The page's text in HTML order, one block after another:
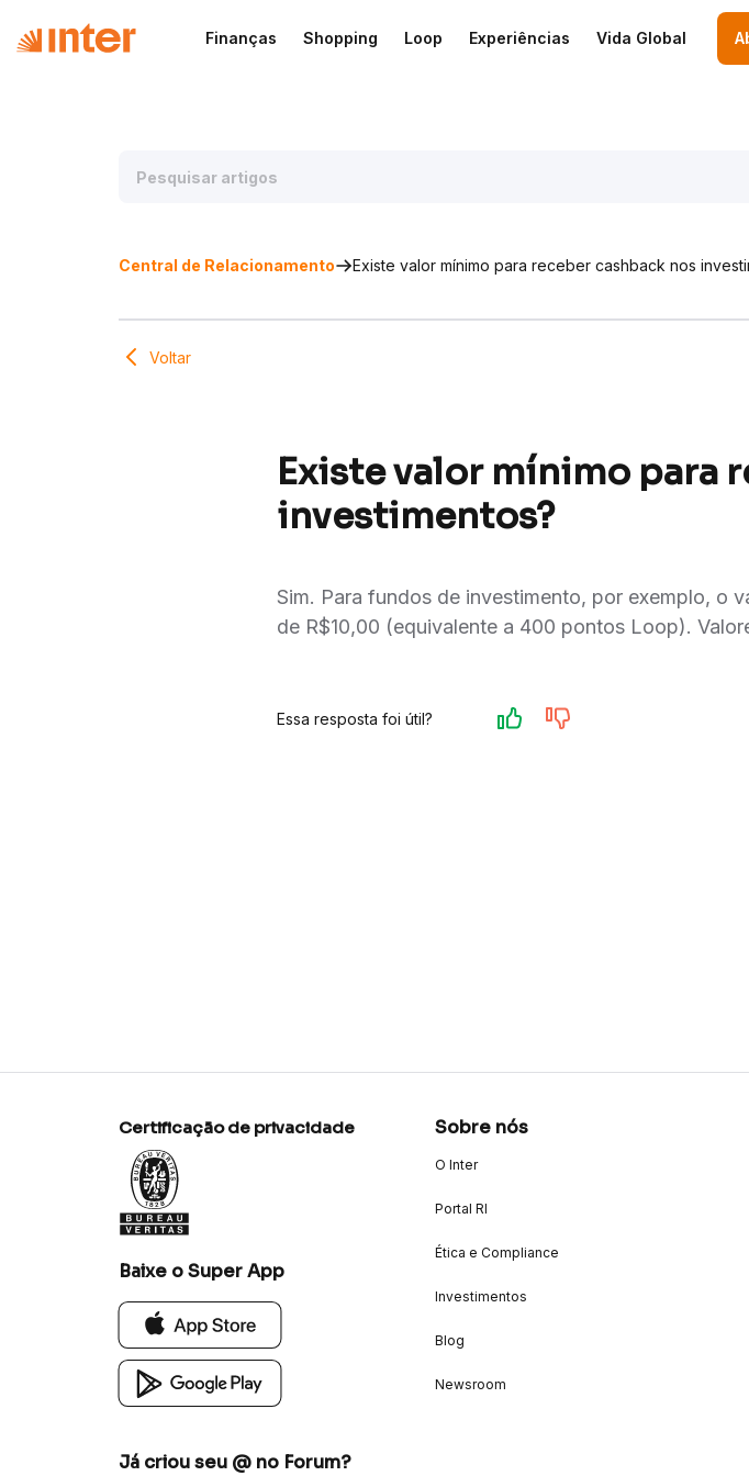
Finanças Shopping Loop Experiências Vida Global
Central de Relacionamento Existe valor mínimo para receber cashback nos
Voltar
Existe valor mínimo para
investimentos?
Sim. Para fundos de investimento, por exemplo, o
de R$10,00 (equivalente a 400 pontos Loop).
Essa resposta foi útil?
Certificação de privacidade
Baixe o Super App
Já criou seu @ no Forum?
Sobre nós
O Inter
Portal RI
Ética e Compliance
Investimentos
Blog
Newsroom